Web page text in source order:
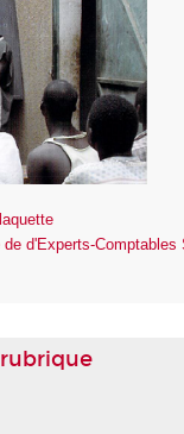
d'Experts-Comptables